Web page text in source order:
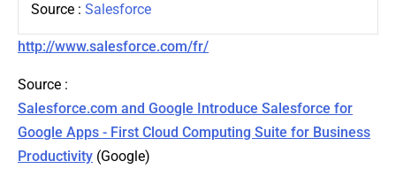
Source : Salesforce
http://www.salesforce.com/fr/
Source :
Salesforce.com and Google Introduce Salesforce for
Google Apps - First Cloud Computing Suite for Business
Productivity (Google)